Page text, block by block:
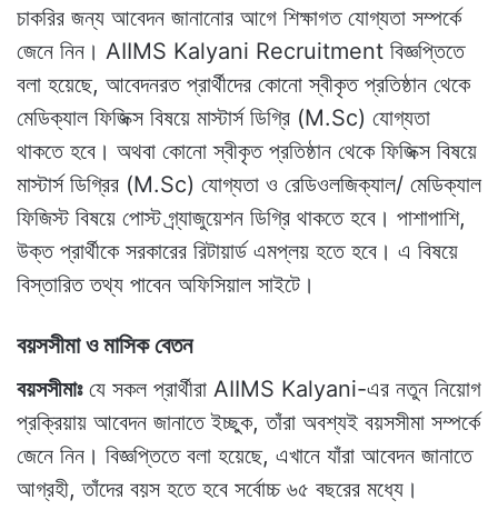
চাকরির জন্য আবেদন জানানোর আগে শিক্ষাগত যোগ্যতা সম্পর্কে
জেনে নিন। AIIMS Kalyani Recruitment বিজ্ঞপ্তিতে
বলা হয়েছে, আবেদনরত প্রার্থীদের কোনো স্বীকৃত প্রতিষ্ঠান থেকে
মেডিক্যাল ফিজিক্স বিষয়ে মাস্টার্স ডিগ্রি (M.Sc) যোগ্যতা
থাকতে হবে। অথবা কোনো স্বীকৃত প্রতিষ্ঠান থেকে ফিজিক্স বিষয়ে
মাস্টার্স ডিগ্রির (M.Sc) যোগ্যতা ও রেডিওলজিক্যাল/ মেডিক্যাল
ফিজিস্ট বিষয়ে পোস্ট গ্র্যাজুয়েশন ডিগ্রি থাকতে হবে। পাশাপাশি,
উক্ত প্রার্থীকে সরকারের রিটায়ার্ড এমপ্লয় হতে হবে। এ বিষয়ে
বিস্তারিত তথ্য পাবেন অফিসিয়াল সাইটে।
বয়সসীমা ও মাসিক বেতন
বয়সসীমাঃযে সকল প্রার্থীরা AIIMS Kalyani-এর নতুন নিয়োগ
প্রক্রিয়ায় আবেদন জানাতে ইচ্ছুক, তাঁরা অবশ্যই বয়সসীমা সম্পর্কে
জেনে নিন। বিজ্ঞপ্তিতে বলা হয়েছে, এখানে যাঁরা আবেদন জানাতে
আগ্রহী, তাঁদের বয়স হতে হবে সর্বোচ্চ ৬৫ বছরের মধ্যে।